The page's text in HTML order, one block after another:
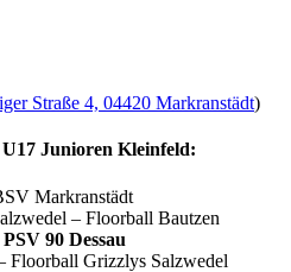
Straße 4, 04420 Markranstädt)
U17 Junioren Kleinfeld:
Markranstädt
– Floorball Bautzen
PSV 90 Dessau
Floorball Grizzlys Salzwedel